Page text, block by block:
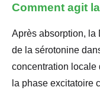
Comment agit
Après absorption, la
de la sérotonine
concentration locale
la phase excitatoire